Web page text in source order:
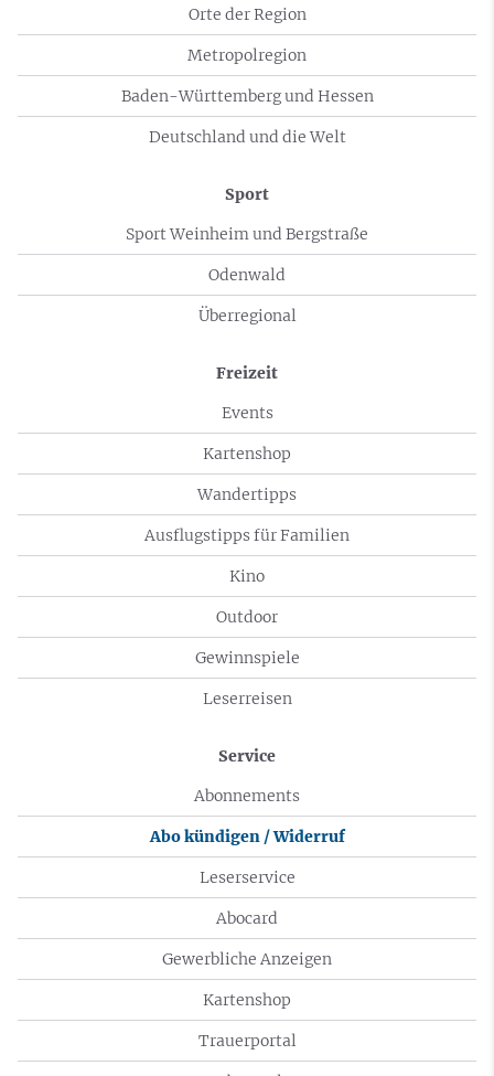
Orte der Region
Metropolregion
Baden-Württemberg und Hessen
Deutschland und die Welt
Sport
Sport Weinheim und Bergstraße
Odenwald
Überregional
Freizeit
Events
Kartenshop
Wandertipps
Ausflugstipps für Familien
Kino
Outdoor
Gewinnspiele
Leserreisen
Service
Abonnements
Abo kündigen / Widerruf
Leserservice
Abocard
Gewerbliche Anzeigen
Kartenshop
Trauerportal